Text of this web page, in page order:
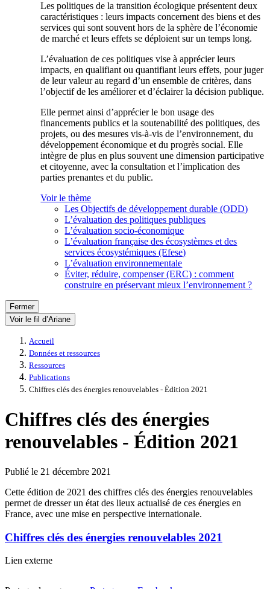
Les politiques de la transition écologique présentent deux
caractéristiques : leurs impacts concernent des biens et des
services qui sont souvent hors de la sphère de l’économie
de marché et leurs effets se déploient sur un temps long.
L’évaluation de ces politiques vise à apprécier leurs
impacts, en qualifiant ou quantifiant leurs effets, pour juger
de leur valeur au regard d’un ensemble de critères, dans
l’objectif de les améliorer et d’éclairer la décision publique.
Elle permet ainsi d’apprécier le bon usage des
financements publics et la soutenabilité des politiques, des
projets, ou des mesures vis-à-vis de l’environnement, du
développement économique et du progrès social. Elle
intègre de plus en plus souvent une dimension participative
et citoyenne, avec la consultation et l’implication des
parties prenantes et du public.
Voir le thème
Les Objectifs de développement durable (ODD)
L’évaluation des politiques publiques
L’évaluation socio-économique
L’évaluation française des écosystèmes et des
services écosystémiques (Efese)
L’évaluation environnementale
Éviter, réduire, compenser (ERC) : comment
construire en préservant mieux l’environnement ?
Fermer
Voir le fil d’Ariane
Accueil
Données et ressources
Ressources
Publications
Chiffres clés des énergies renouvelables - Édition 2021
Chiffres clés des énergies
renouvelables - Édition 2021
Publié le 21 décembre 2021
Cette édition de 2021 des chiffres clés des énergies renouvelables
permet de dresser un état des lieux actualisé de ces énergies en
France, avec une mise en perspective internationale.
Chiffres clés des énergies renouvelables 2021
Chiffres
Lien externe